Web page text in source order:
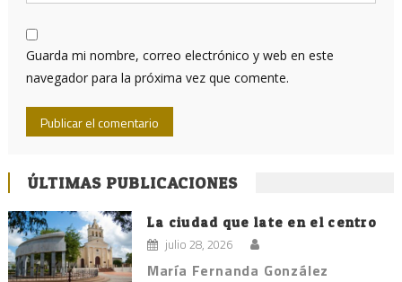
Guarda mi nombre, correo electrónico y web en este
navegador para la próxima vez que comente.
ÚLTIMAS PUBLICACIONES
La ciudad que late en el centro
julio 28, 2026
María Fernanda González